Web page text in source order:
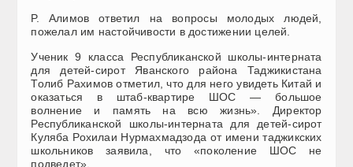
Р. Алимов ответил на вопросы молодых людей,
пожелал им настойчивости в достижении целей.
Ученик 9 класса Республиканской школы-интерната
для детей-сирот Яванского района Таджикистана
Толиб Рахимов отметил, что для него увидеть Китай и
оказаться в штаб-квартире ШОС — большое
волнение и память на всю жизнь». Директор
Республиканской школы-интерната для детей-сирот
Куляба Рохилаи Нурмахмадзода от имени таджикских
школьников заявила, что «поколение ШОС не
подведет».